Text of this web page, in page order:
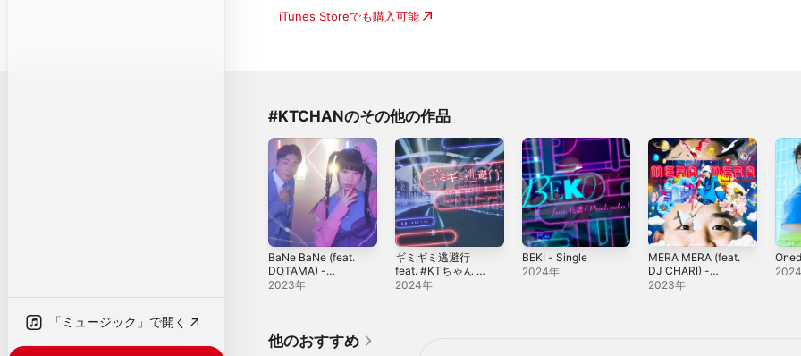
「ミュージック」で開く
iTunes Storeでも購入可能
#KTCHANのその他の作品
BaNe BaNe (feat.
DOTAMA) -
Single
2023年
ギミギミ逃避行
feat. #KTちゃん -
Single
2024年
BEKI - Single
2024年
MERA MERA (feat.
DJ CHARI) -
Single
2023年
他のおすすめ